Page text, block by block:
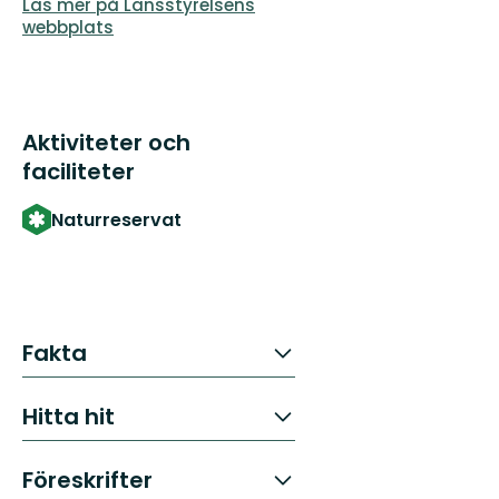
Läs mer på Länsstyrelsens
webbplats
Aktiviteter och
faciliteter
Naturreservat
Fakta
Hitta hit
Föreskrifter